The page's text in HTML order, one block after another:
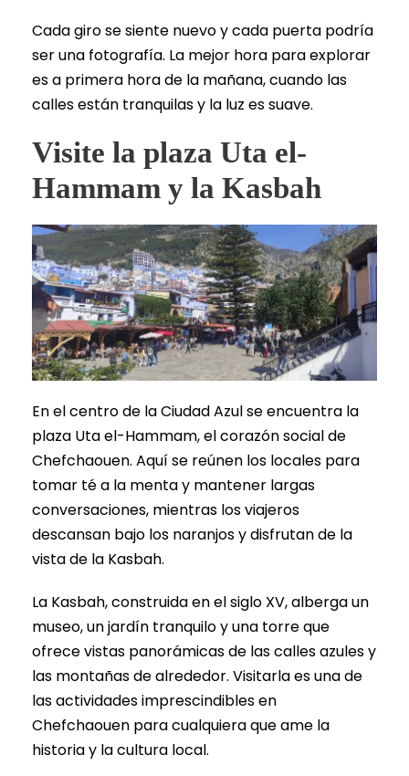
Cada giro se siente nuevo y cada puerta podría
ser una fotografía. La mejor hora para explorar
es a primera hora de la mañana, cuando las
calles están tranquilas y la luz es suave.
Visite la plaza Uta el-
Hammam y la Kasbah
En el centro de la Ciudad Azul se encuentra la
plaza Uta el-Hammam, el corazón social de
Chefchaouen. Aquí se reúnen los locales para
tomar té a la menta y mantener largas
conversaciones, mientras los viajeros
descansan bajo los naranjos y disfrutan de la
vista de la Kasbah.
La Kasbah, construida en el siglo XV, alberga un
museo, un jardín tranquilo y una torre que
ofrece vistas panorámicas de las calles azules y
las montañas de alrededor. Visitarla es una de
las actividades imprescindibles en
Chefchaouen para cualquiera que ame la
historia y la cultura local.